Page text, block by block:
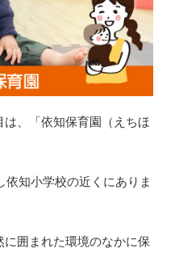
、「依知保育園（えちほ
依知小学校の近くにありま
囲まれた環境のなかに保